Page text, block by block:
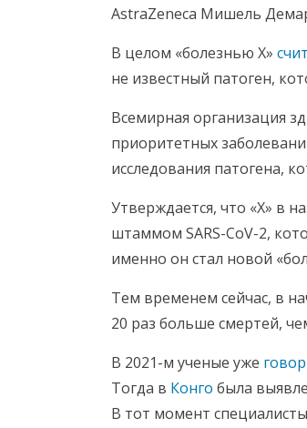
AstraZeneca Мишель
В целом «болезнью X»
не известный патоген,
Всемирная организация
приоритетных
исследования патогена,
Утверждается, что «Х» в
штаммом SARS-CoV-2,
именно он стал новой
Тем временем сейчас, в
20 раз больше смертей,
В 2021-м ученые уже
Тогда в Конго была
В тот момент